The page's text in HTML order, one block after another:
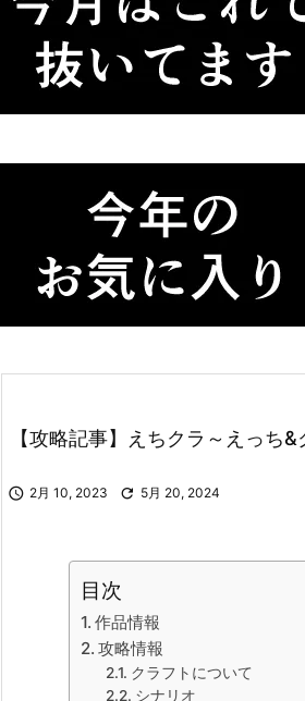
【攻略記事】えちクラ～えっち&
 2月 10, 2023  5月 20, 2024
目次
作品情報
攻略情報
クラフトについて
シナリオ